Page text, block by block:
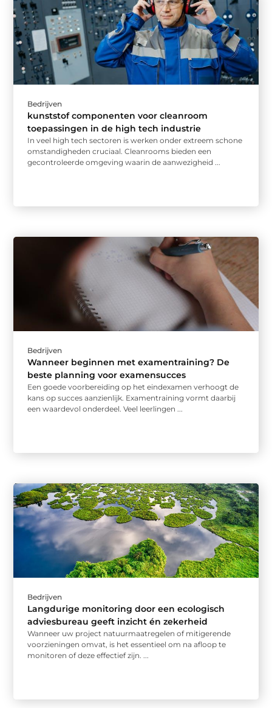
Bedrijven
kunststof componenten voor cleanroom
toepassingen in de high tech industrie
In veel high tech sectoren is werken onder extreem schone
omstandigheden cruciaal. Cleanrooms bieden een
gecontroleerde omgeving waarin de aanwezigheid ...
Bedrijven
Wanneer beginnen met examentraining? De
beste planning voor examensucces
Een goede voorbereiding op het eindexamen verhoogt de
kans op succes aanzienlijk. Examentraining vormt daarbij
een waardevol onderdeel. Veel leerlingen ...
Bedrijven
Langdurige monitoring door een ecologisch
adviesbureau geeft inzicht én zekerheid
Wanneer uw project natuurmaatregelen of mitigerende
voorzieningen omvat, is het essentieel om na afloop te
monitoren of deze effectief zijn. ...